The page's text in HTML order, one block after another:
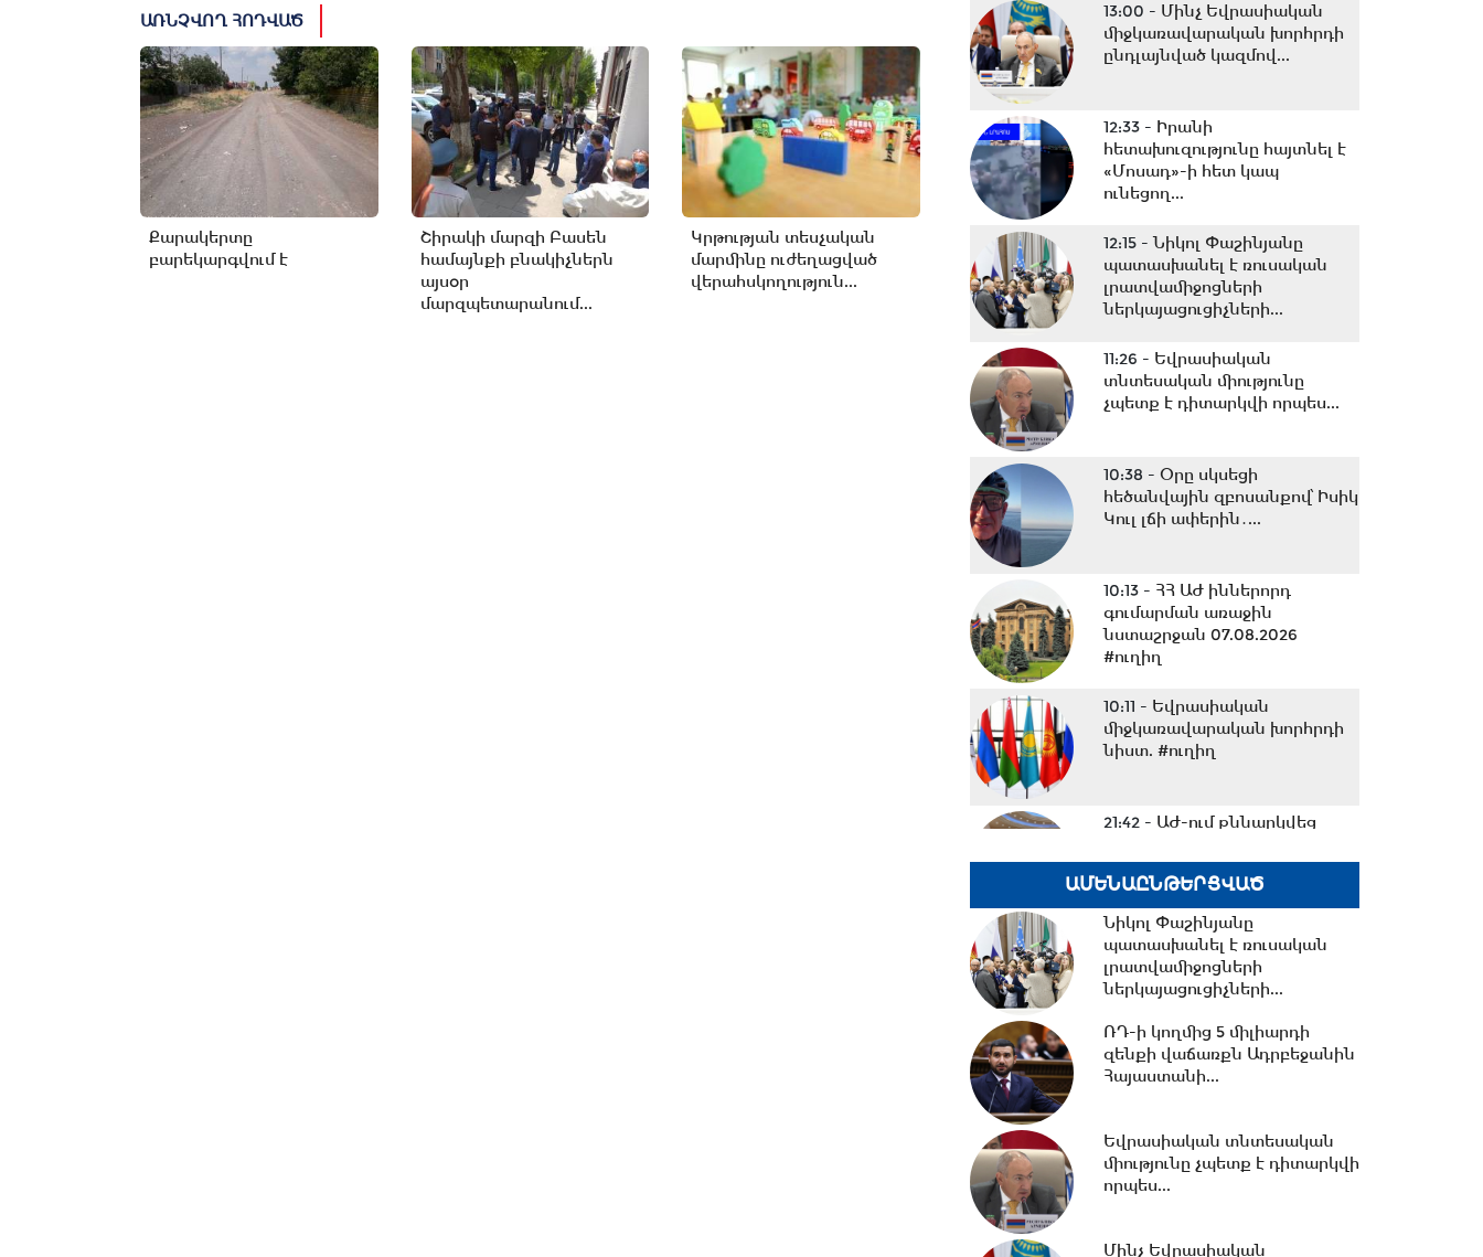
ԱՌՆՉՎՈՂ ՀՈԴՎԱԾ
Քարակերտը
բարեկարգվում է
Շիրակի մարզի Բասեն
համայնքի բնակիչներն
այսօր
մարզպետարանում...
Կրթության տեսչական
մարմինը ուժեղացված
վերահսկողություն...
13:00 - Մինչ Եվրասիական
միջկառավարական խորհրդի
ընդլայնված կազմով...
12:33 - Իրանի
հետախուզությունը հայտնել է
«Մոսադ»-ի հետ կապ
ունեցող...
12:15 -Նիկոլ Փաշինյանը
պատասխանել է ռուսական
լրատվամիջոցների
ներկայացուցիչների...
11:26 - Եվրասիական
տնտեսական միությունը
չպետք է դիտարկվի որպես...
10:38 - Օրը սկսեցի
հեծանվային զբոսանքով՝ Իսիկ
Կուլ լճի ափերին․...
10:13 - ՀՀ ԱԺ իններորդ
գումարման առաջին
նստաշրջան 07.08.2026
#ուղիղ
10:11 - Եվրասիական
միջկառավարական խորհրդի
նիստ. #ուղիղ
21:42 - ԱԺ-ում քննարկվեց
թեկնածությունը
փոխնախագահի...
21:33 -Բաքվի դատարանը
մերժել է Արցախի
ղեկավարների բողոքը․06․08․
26/21․30/
20:40 -Ուժեղ Հայաստան vs
ՔՊ․ կուլտուր-մուլտուրը
20:15 -Երկաթուղու
կառավարման ՌԴ լիցենցիան
ԱՄԵՆԱԸՆԹԵՐՑՎԱԾ
Նիկոլ Փաշինյանը
պատասխանել է ռուսական
լրատվամիջոցների
ներկայացուցիչների...
ՌԴ-ի կողմից 5 միլիարդի
զենքի վաճառքն Ադրբեջանին
Հայաստանի...
Եվրասիական տնտեսական
միությունը չպետք է դիտարկվի
որպես...
Մինչ Եվրասիական